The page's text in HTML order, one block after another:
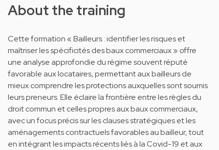
About the training
Cette formation « Bailleurs : identifier les risques et
maîtriser les spécificités des baux commerciaux » offre
une analyse approfondie du régime souvent réputé
favorable aux locataires, permettant aux bailleurs de
mieux comprendre les protections auxquelles sont soumis
leurs preneurs. Elle éclaire la frontière entre les règles du
droit commun et celles propres aux baux commerciaux,
avec un focus précis sur les clauses stratégiques et les
aménagements contractuels favorables au bailleur, tout
en intégrant les impacts récents liés à la Covid-19 et aux